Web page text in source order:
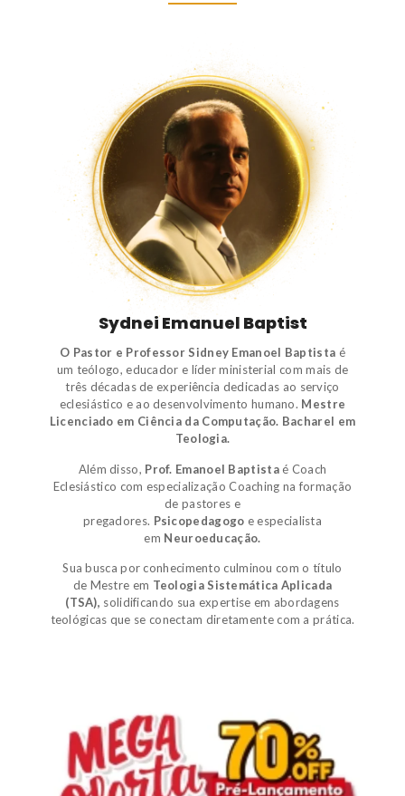
Sydnei Emanuel Baptist
O Pastor e Professor Sidney Emanoel Baptista é
um teólogo, educador e líder ministerial com mais de
três décadas de experiência dedicadas ao serviço
eclesiástico e ao desenvolvimento humano. Mestre
Licenciado em Ciência da Computação. Bacharel em
Teologia.
Além disso, Prof. Emanoel Baptistaé Coach
Eclesiástico com especialização Coaching na formação
de pastores e
pregadores. Psicopedagogo e especialista
em Neuroeducação.
Sua busca por conhecimento culminou com o título
de Mestre em Teologia Sistemática Aplicada
(TSA), solidificando sua expertise em abordagens
teológicas que se conectam diretamente com a prática.